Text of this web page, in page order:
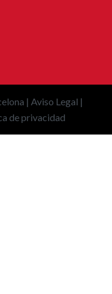
| Aviso Legal |
de privacidad